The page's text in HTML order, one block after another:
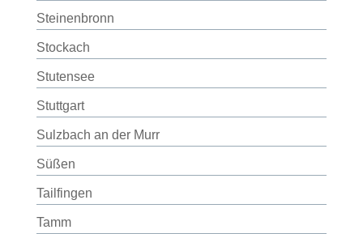
Steinenbronn
Stockach
Stutensee
Stuttgart
Sulzbach an der Murr
Süßen
Tailfingen
Tamm